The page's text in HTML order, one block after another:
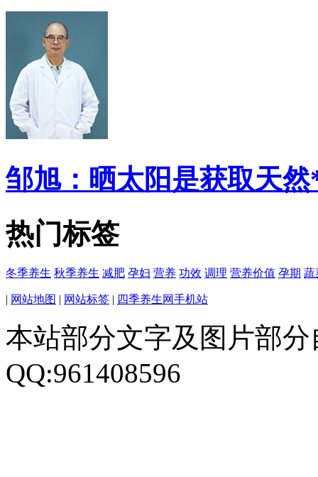
邹旭：晒太阳是获取天
热门标签
冬季养生 秋季养生 减肥 孕妇 营养 功效 调理 营养价值 孕期 蔬
网站地图 网站标签 四季养生网手机站
本站部分文字及图片部
QQ:961408596